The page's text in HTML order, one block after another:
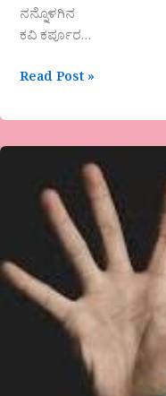
ನನ್ನೊಳಗಿನ
ಕವಿ ಕರ್ಪೂರ…
Read Post »
ಅವರ
ಕವಿತೆ-
ಅವನದೇ
ದರ್ಬಾರು